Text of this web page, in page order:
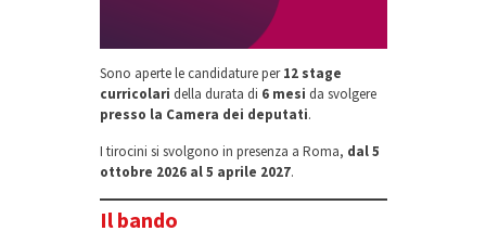
Sono aperte le candidature per12 stage
curricolari della durata di 6 mesi da svolgere
presso la Camera dei deputati.
I tirocini si svolgono in presenza a Roma, dal 5
ottobre 2026 al 5 aprile 2027.
Il bando